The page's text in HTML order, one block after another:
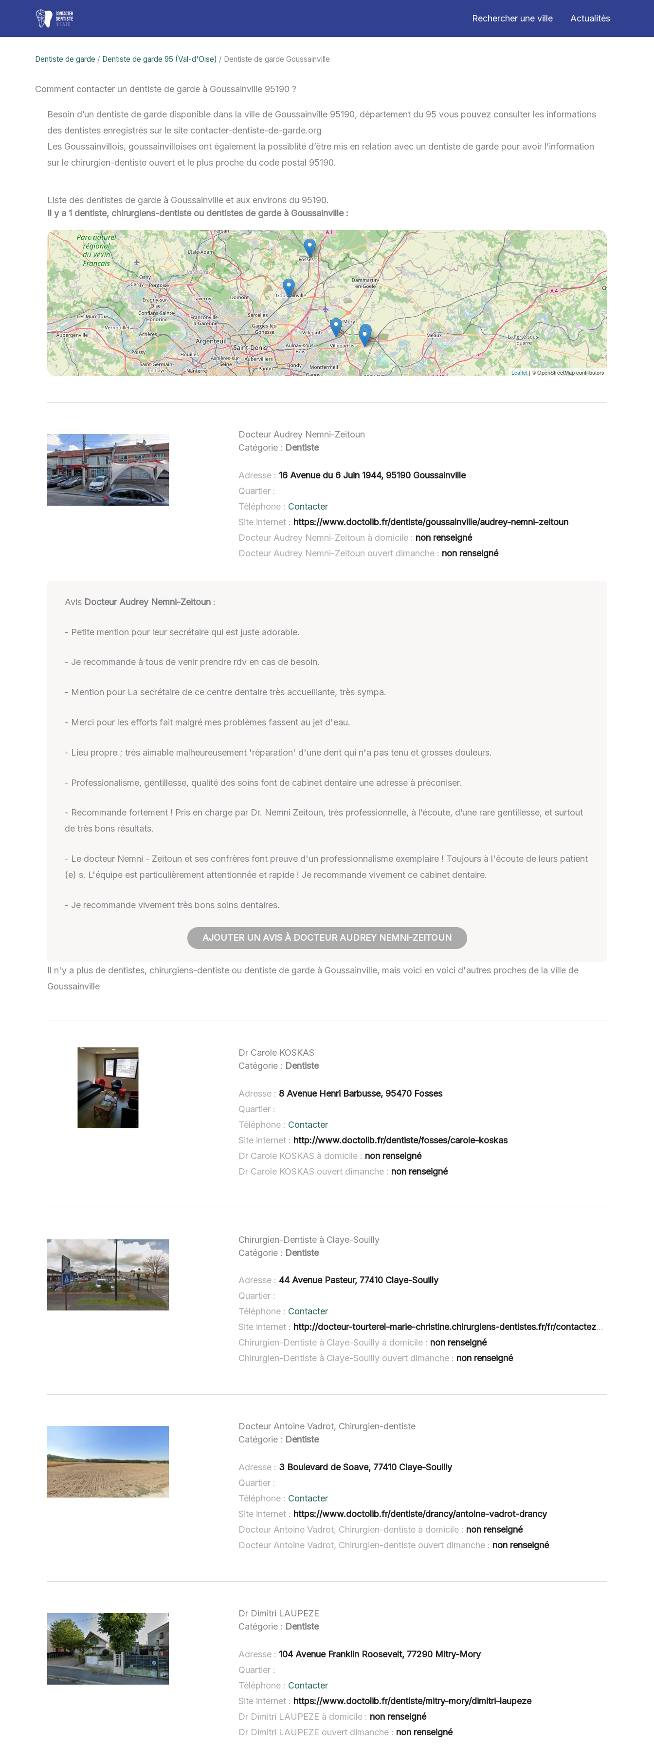
contenu
Rechercher une ville Actualités
Dentiste de garde / Dentiste de garde 95 (Val-d'Oise) / Dentiste de garde Goussainville
Comment contacter un dentiste de garde à Goussainville 95190 ?
Besoin d’un dentiste de garde disponible dans la ville de Goussainville 95190, département du 95 vous pouvez consulter les informations
des dentistes enregistrés sur le site contacter-dentiste-de-garde.org
Les Goussainvillois, goussainvilloises ont également la possiblité d’être mis en relation avec un dentiste de garde pour avoir l’information
sur le chirurgien-dentiste ouvert et le plus proche du code postal 95190.
Liste des dentistes de garde à Goussainville et aux environs du 95190.
Il y a 1 dentiste, chirurgiens-dentiste ou dentistes de garde à Goussainville :
Leaflet | © OpenStreetMap contributors
Docteur Audrey Nemni-Zeitoun
Catégorie : Dentiste
Adresse : 16 Avenue du 6 Juin 1944, 95190 Goussainville
Quartier :
Téléphone : Contacter
Site internet : https://www.doctolib.fr/dentiste/goussainville/audrey-nemni-zeitoun
Docteur Audrey Nemni-Zeitoun à domicile : non renseigné
Docteur Audrey Nemni-Zeitoun ouvert dimanche : non renseigné
Avis Docteur Audrey Nemni-Zeitoun :
- Petite mention pour leur secrétaire qui est juste adorable.
- Je recommande à tous de venir prendre rdv en cas de besoin.
- Mention pour La secrétaire de ce centre dentaire très accueillante, très sympa.
- Merci pour les efforts fait malgré mes problèmes fassent au jet d'eau.
- Lieu propre ; très aimable malheureusement 'réparation' d'une dent qui n'a pas tenu et grosses douleurs.
- Professionalisme, gentillesse, qualité des soins font de cabinet dentaire une adresse à préconiser.
- Recommande fortement ! Pris en charge par Dr. Nemni Zeitoun, très professionnelle, à l’écoute, d’une rare gentillesse, et surtout
de très bons résultats.
- Le docteur Nemni - Zeitoun et ses confrères font preuve d'un professionnalisme exemplaire ! Toujours à l'écoute de leurs patient
(e) s. L'équipe est particulièrement attentionnée et rapide ! Je recommande vivement ce cabinet dentaire.
- Je recommande vivement très bons soins dentaires.
AJOUTER UN AVIS À DOCTEUR AUDREY NEMNI-ZEITOUN
Il n'y a plus de dentistes, chirurgiens-dentiste ou dentiste de garde à Goussainville, mais voici en voici d'autres proches de la ville de
Goussainville
Dr Carole KOSKAS
Catégorie : Dentiste
Adresse : 8 Avenue Henri Barbusse, 95470 Fosses
Quartier :
Téléphone : Contacter
Site internet : http://www.doctolib.fr/dentiste/fosses/carole-koskas
Dr Carole KOSKAS à domicile : non renseigné
Dr Carole KOSKAS ouvert dimanche : non renseigné
Chirurgien-Dentiste à Claye-Souilly
Catégorie : Dentiste
Adresse : 44 Avenue Pasteur, 77410 Claye-Souilly
Quartier :
Téléphone : Contacter
Site internet : http://docteur-tourterel-marie-christine.chirurgiens-dentistes.fr/fr/contactez-nous
Chirurgien-Dentiste à Claye-Souilly à domicile : non renseigné
Chirurgien-Dentiste à Claye-Souilly ouvert dimanche : non renseigné
Docteur Antoine Vadrot, Chirurgien-dentiste
Catégorie : Dentiste
Adresse : 3 Boulevard de Soave, 77410 Claye-Souilly
Quartier :
Téléphone : Contacter
Site internet : https://www.doctolib.fr/dentiste/drancy/antoine-vadrot-drancy
Docteur Antoine Vadrot, Chirurgien-dentiste à domicile : non renseigné
Docteur Antoine Vadrot, Chirurgien-dentiste ouvert dimanche : non renseigné
Dr Dimitri LAUPEZE
Catégorie : Dentiste
Adresse : 104 Avenue Franklin Roosevelt, 77290 Mitry-Mory
Quartier :
Téléphone : Contacter
Site internet : https://www.doctolib.fr/dentiste/mitry-mory/dimitri-laupeze
Dr Dimitri LAUPEZE à domicile : non renseigné
Dr Dimitri LAUPEZE ouvert dimanche : non renseigné